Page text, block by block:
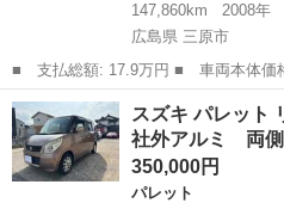
147,860km
2008年
広島県 三原市
■ 支払総額: 17.9万円 ■ 車両本体価格： 135,000 円 ■ メーカー
名： スズキ ■ 車種名： パレッ
クカメラ ナビ ＴＶ 左パワスラ
プッシュスタ...
広島 三原市 パレット
スズキ パレッ
社外アルミ 両
350,000円
パレット